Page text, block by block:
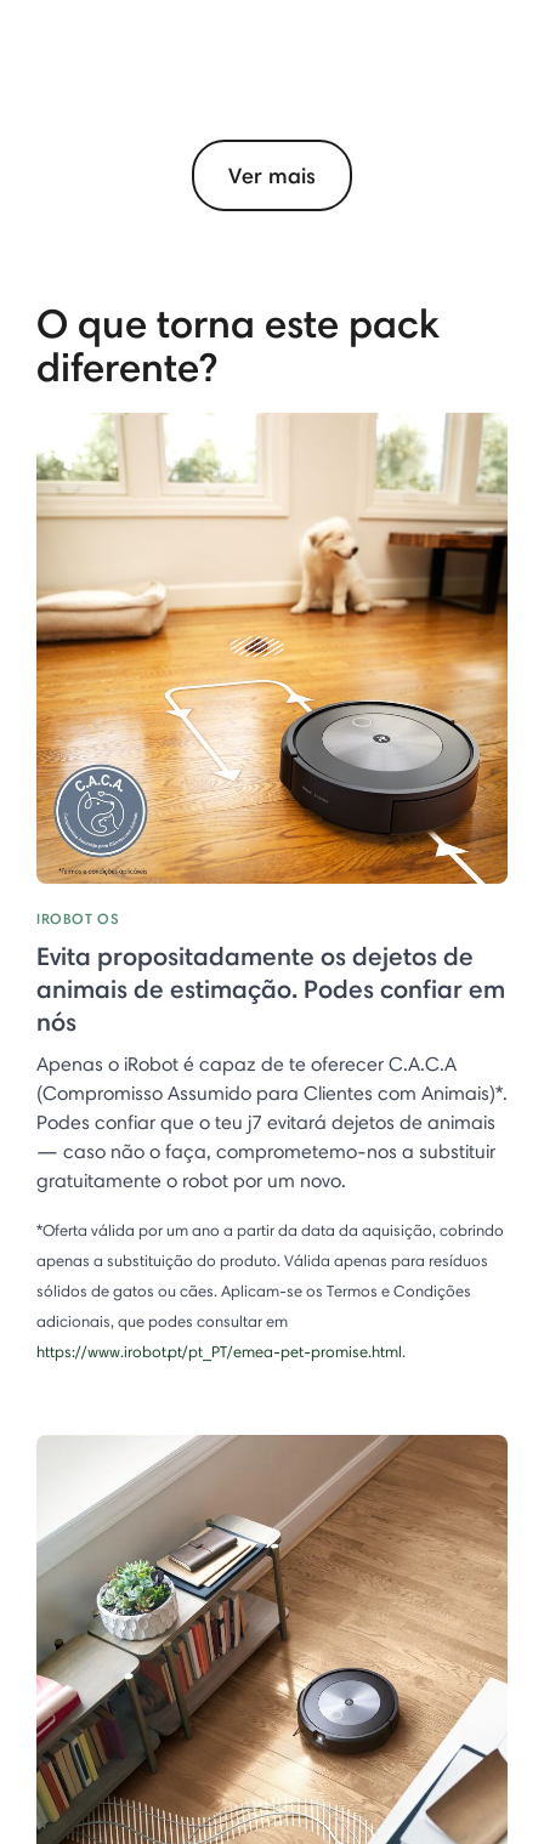
Ver mais
O que torna este pack
diferente?
IROBOT OS
Evita propositadamente os dejetos de
animais de estimação. Podes confiar em
nós
Apenas o iRobot é capaz de te oferecer C.A.C.A
(Compromisso Assumido para Clientes com Animais)*.
Podes confiar que o teu j7 evitará dejetos de animais
— caso não o faça, comprometemo-nos a substituir
gratuitamente o robot por um novo.
*Oferta válida por um ano a partir da data da aquisição, cobrindo
apenas a substituição do produto. Válida apenas para resíduos
sólidos de gatos ou cães. Aplicam-se os Termos e Condições
adicionais, que podes consultar em
https://www.irobot.pt/pt_PT/emea-pet-promise.html.